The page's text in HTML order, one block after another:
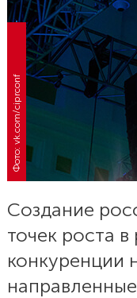
Фото: vk.com/ciprconf
Создание
точек роста
конкуренции